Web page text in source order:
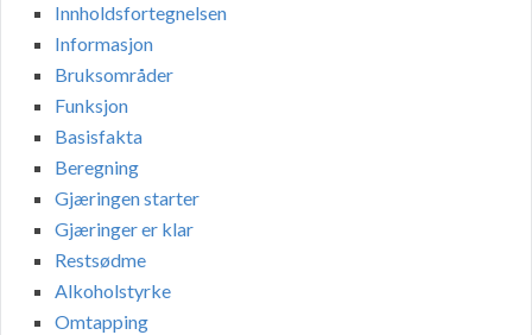
Innholdsfortegnelsen
Informasjon
Bruksområder
Funksjon
Basisfakta
Beregning
Gjæringen starter
Gjæringer er klar
Restsødme
Alkoholstyrke
Omtapping